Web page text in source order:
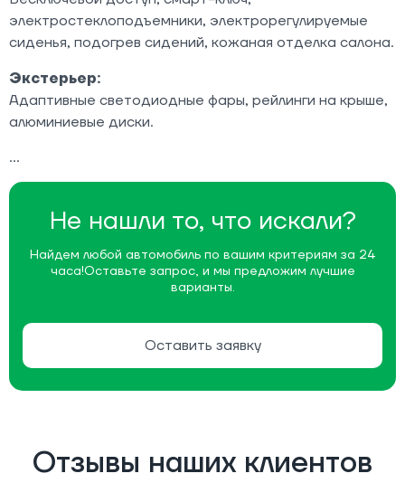
Не нашли то, что искали?
Найдем любой автомобиль по вашим критериям за 24
часа!Оставьте запрос, и мы предложим лучшие
варианты.
Оставить заявку
электростеклоподъемники, электрорегулируемые
сиденья, подогрев сидений, кожаная отделка салона.
Экстерьер:
Адаптивные светодиодные фары, рейлинги на крыше,
алюминиевые диски.
Отзывы наших клиентов